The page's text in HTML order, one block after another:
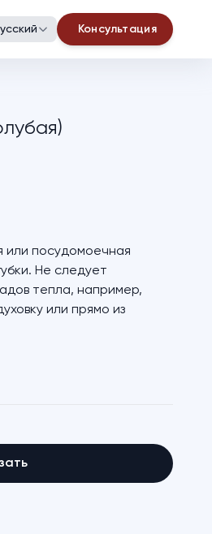
Консультация
или посудомоечная
Не следует
тепла, например,
или прямо из